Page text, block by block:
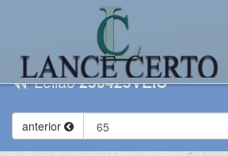
Leilão250425VEIC
anterior